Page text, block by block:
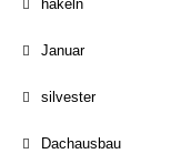
häkeln
Januar
silvester
Dachausbau